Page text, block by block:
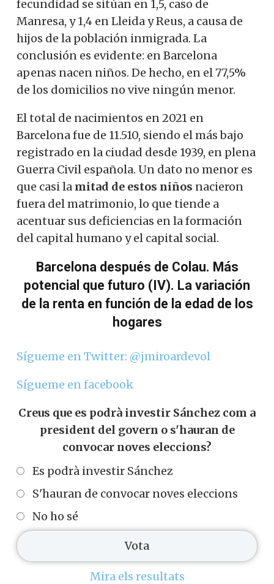
fecundidad se sitúan en 1,5, caso de
Manresa, y 1,4 en Lleida y Reus, a causa de
hijos de la población inmigrada. La
conclusión es evidente: en Barcelona
apenas nacen niños. De hecho, en el 77,5%
de los domicilios no vive ningún menor.
El total de nacimientos en 2021 en
Barcelona fue de 11.510, siendo el más bajo
registrado en la ciudad desde 1939, en plena
Guerra Civil española. Un dato no menor es
que casi la mitad de estos niños nacieron
fuera del matrimonio, lo que tiende a
acentuar sus deficiencias en la formación
del capital humano y el capital social.
Barcelona después de Colau. Más
potencial que futuro (IV). La variación
de la renta en función de la edad de los
hogares
Sígueme en Twitter: @jmiroardevol
Sígueme en facebook
Creus que es podrà investir Sánchez com a
president del govern o s'hauran de
convocar noves eleccions?
Es podrà investir Sánchez
S'hauran de convocar noves eleccions
No ho sé
Mira els resultats